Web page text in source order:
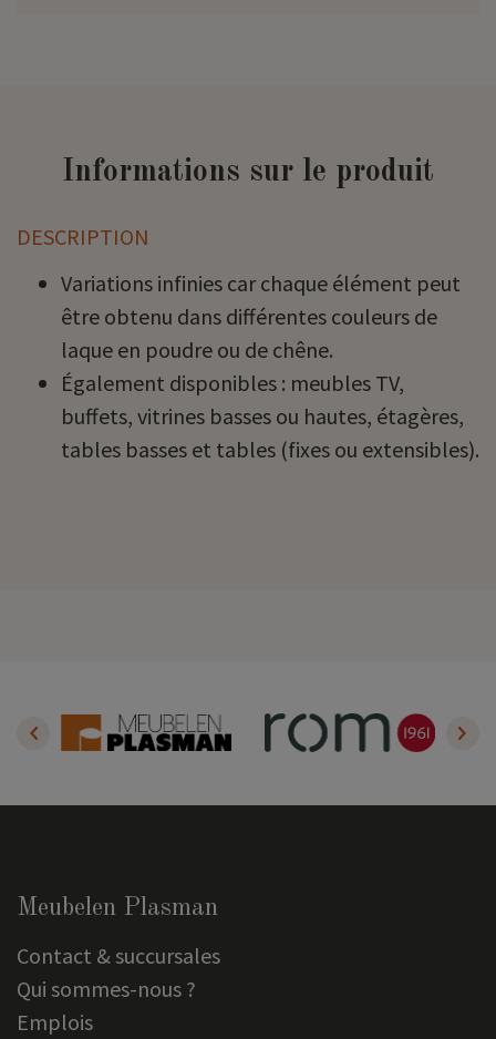
Informations sur le produit
DESCRIPTION
Variations infinies car chaque élément peut
être obtenu dans différentes couleurs de
laque en poudre ou de chêne.
Également disponibles : meubles TV,
buffets, vitrines basses ou hautes, étagères,
tables basses et tables (fixes ou extensibles).
Meubelen Plasman
Contact & succursales
Qui sommes-nous ?
Emplois